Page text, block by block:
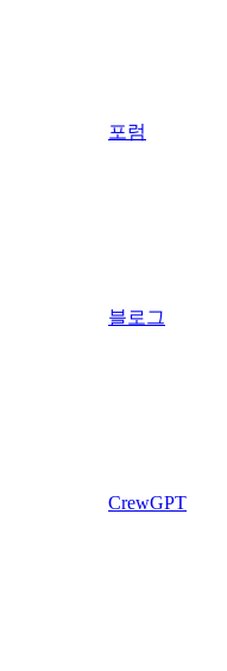
포럼
블로그
CrewGPT